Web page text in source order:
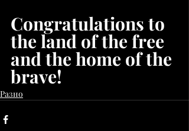
Congratulations to
the land of the free
and the home of the
brave!
Разно